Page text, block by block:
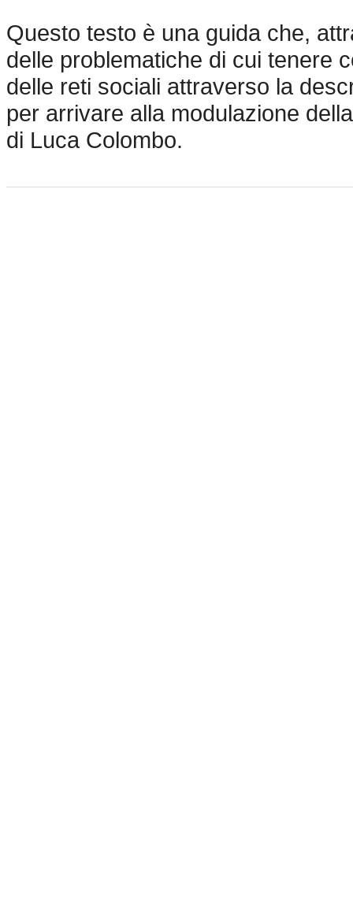
Questo testo è una guida che,
delle problematiche di cui tenere
delle reti sociali attraverso la
per arrivare alla modulazione
di Luca Colombo.